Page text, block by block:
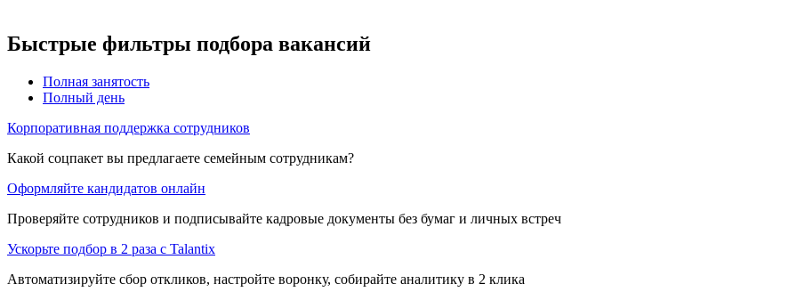
Быстрые фильтры подбора вакансий
Полная занятость
Полный день
Корпоративная поддержка сотрудников
Какой соцпакет вы предлагаете семейным сотрудникам?
Оформляйте кандидатов онлайн
Проверяйте сотрудников и подписывайте кадровые документы без бумаг и личных встреч
Ускорьте подбор в 2 раза с Talantix
Автоматизируйте сбор откликов, настройте воронку, собирайте аналитику в 2 клика